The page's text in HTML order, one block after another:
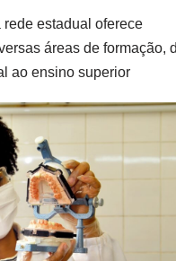
estadual oferece
áreas de formação,
ao ensino superior